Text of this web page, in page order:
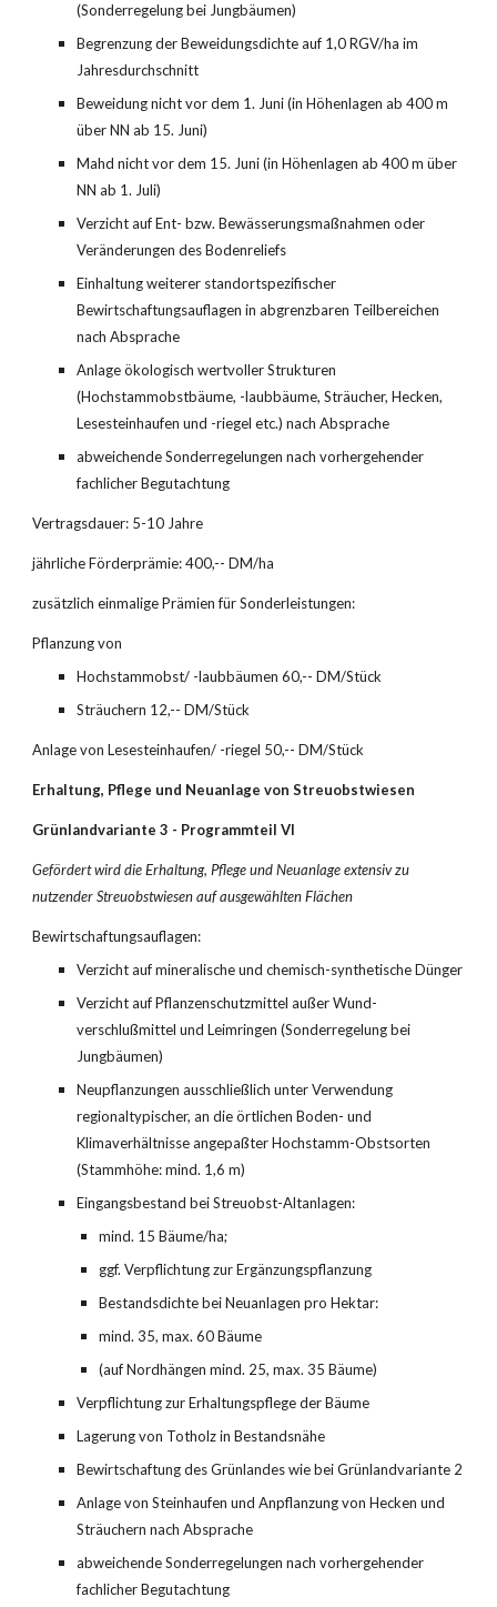
(Sonderregelung bei Jungbäumen)
Begrenzung der Beweidungsdichte auf 1,0 RGV/ha im
Jahresdurchschnitt
Beweidung nicht vor dem 1. Juni (in Höhenlagen ab 400 m
über NN ab 15. Juni)
Mahd nicht vor dem 15. Juni (in Höhenlagen ab 400 m über
NN ab 1. Juli)
Verzicht auf Ent- bzw. Bewässerungsmaßnahmen oder
Veränderungen des Bodenreliefs
Einhaltung weiterer standortspezifischer
Bewirtschaftungsauflagen in abgrenzbaren Teilbereichen
nach Absprache
Anlage ökologisch wertvoller Strukturen
(Hochstammobstbäume, -laubbäume, Sträucher, Hecken,
Lesesteinhaufen und -riegel etc.) nach Absprache
abweichende Sonderregelungen nach vorhergehen­der
fachlicher Begutachtung
Vertragsdauer: 5-10 Jahre
jährliche Förderprämie: 400,-- DM/ha
zusätzlich einmalige Prämien für Sonderleistungen:
Pflanzung von
Hochstammobst/ -laubbäumen 60,-- DM/Stück
Sträuchern 12,-- DM/Stück
Anlage von Lesesteinhaufen/ -riegel 50,-- DM/Stück
Erhaltung, Pflege und Neuanlage von Streuobstwiesen
Grünlandvariante 3 - Programmteil VI
Gefördert wird die Erhaltung, Pflege und Neuan­lage extensiv zu
nutzender Streuobstwiesen auf ausgewählten Flächen
Bewirtschaftungsauflagen:
Verzicht auf mineralische und chemisch-synthetische Dünger
Verzicht auf Pflanzenschutzmittel außer Wund­
verschlußmittel und Leimringen (Sonderregelung bei
Jungbäumen)
Neupflanzungen ausschließlich unter Verwendung
regionaltypischer, an die örtlichen Boden- und
Klimaverhältnisse angepaßter Hochstamm-Obstsorten
(Stammhöhe: mind. 1,6 m)
Eingangsbestand bei Streuobst-Altanlagen:
mind. 15 Bäume/ha;
ggf. Verpflichtung zur Ergänzungspflanzung
Bestandsdichte bei Neuanlagen pro Hektar:
mind. 35, max. 60 Bäume
(auf Nordhängen mind. 25, max. 35 Bäume)
Verpflichtung zur Erhaltungspflege der Bäume
Lagerung von Totholz in Bestandsnähe
Bewirtschaftung des Grünlandes wie bei Grünlandvariante 2
Anlage von Steinhaufen und Anpflanzung von Hecken und
Sträuchern nach Absprache
abweichende Sonderregelungen nach vorhergehender
fachlicher Begutachtung